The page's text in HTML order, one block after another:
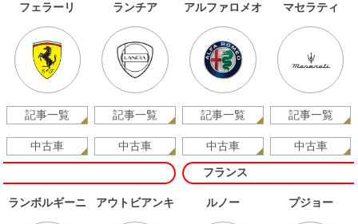
フェラーリ
記事一覧
中古車
ランチア
記事一覧
中古車
アルファロメオ
記事一覧
中古車
マセラティ
記事一覧
中古車
ランボルギーニ アウトビアンキ
フランス
ルノー プジョー